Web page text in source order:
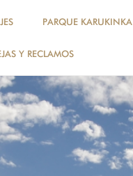
PARQUE KARUKINKA
Y RECLAMOS